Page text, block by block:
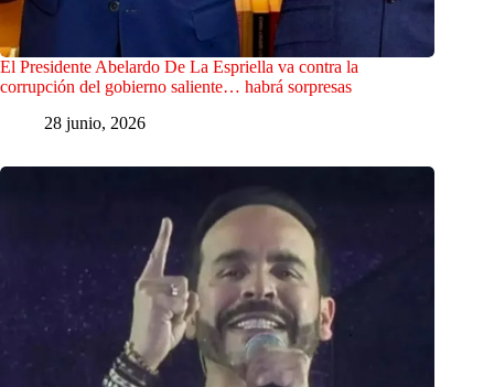
El Presidente Abelardo De La Espriella va contra la
corrupción del gobierno saliente… habrá sorpresas
28 junio, 2026